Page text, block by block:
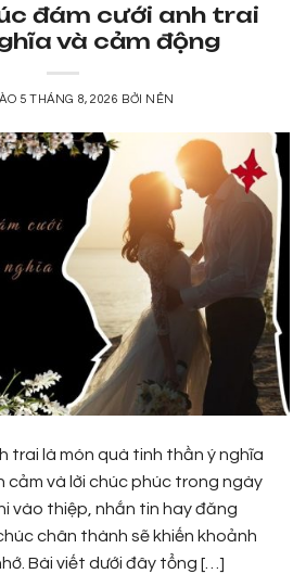
đám cưới anh trai
và cảm động
5 THÁNG 8, 2026 BỞI NÊN
trai là món quà tinh thần ý nghĩa
cảm và lời chúc phúc trong ngày
vào thiệp, nhắn tin hay đăng
chân thành sẽ khiến khoảnh
Bài viết dưới đây tổng […]